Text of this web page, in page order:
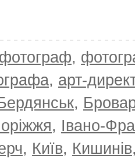
,
, арт-
,
, Івано-
, Київ, Кишинів